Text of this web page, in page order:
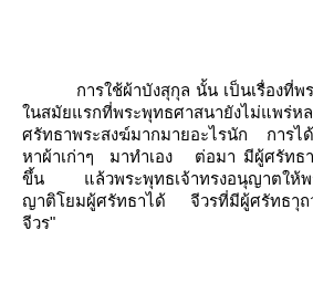
การใช้ผ้าบังสุกุล นั้น เป็นเรื่องที่
นสมัยแรกที่พระพุทธศาสนายังไม่แพร่
ศรัทธาพระสงฆ์มากมายอะไรนัก
การไ
หาผ้าเก่าๆ
มาทำเอง
ต่อมา มีผู้ศรัทธ
ขึ้น
ล้วพระพุทธเจ้าทรงอนุญาตให้พ
ญาติโยมผู้ศรัทธาได้
จีวรที่มีผู้ศรัทธาุถ
จีวร"